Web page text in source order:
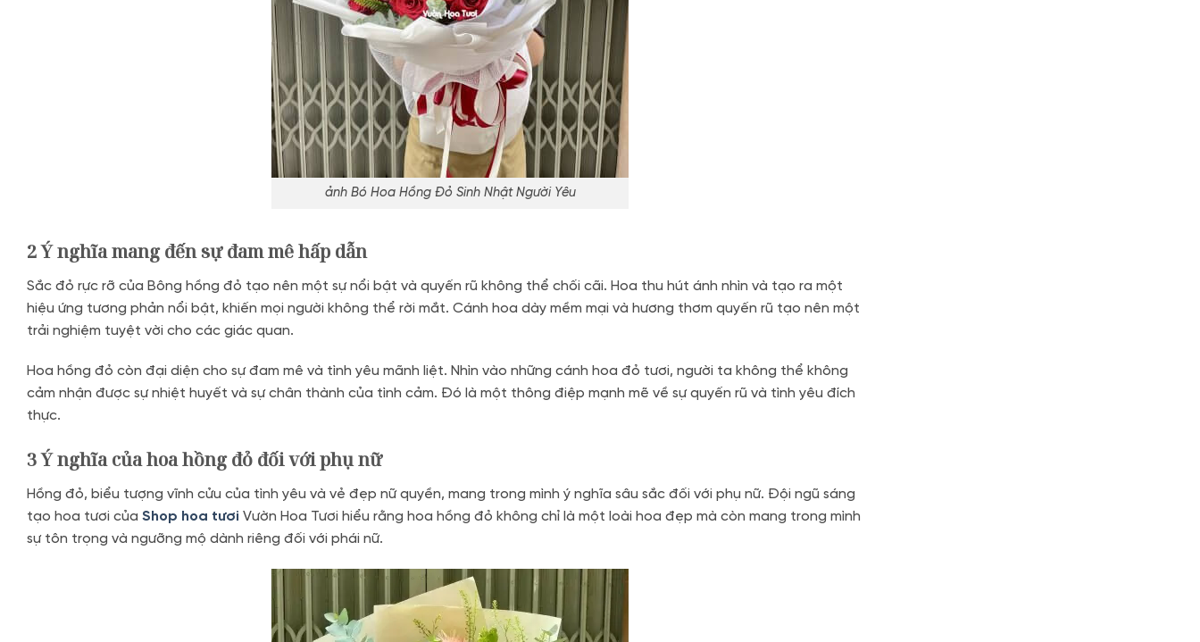
ảnh Bó Hoa Hồng Đỏ Sinh Nhật Người Yêu
2 Ý nghĩa mang đến sự đam mê hấp dẫn
Sắc đỏ rực rỡ của Bông hồng đỏ tạo nên một sự nổi bật và quyến rũ không thể chối cãi. Hoa thu hút ánh nhìn và tạo ra một
hiệu ứng tương phản nổi bật, khiến mọi người không thể rời mắt. Cánh hoa dày mềm mại và hương thơm quyến rũ tạo nên một
trải nghiệm tuyệt vời cho các giác quan.
Hoa hồng đỏ còn đại diện cho sự đam mê và tình yêu mãnh liệt. Nhìn vào những cánh hoa đỏ tươi, người ta không thể không
cảm nhận được sự nhiệt huyết và sự chân thành của tình cảm. Đó là một thông điệp mạnh mẽ về sự quyến rũ và tình yêu đích
thực.
3 Ý nghĩa của hoa hồng đỏ đối với phụ nữ
Hồng đỏ, biểu tượng vĩnh cửu của tình yêu và vẻ đẹp nữ quyền, mang trong mình ý nghĩa sâu sắc đối với phụ nữ. Đội ngũ sáng
tạo hoa tươi của Shop hoa tươi Vườn Hoa Tươi hiểu rằng hoa hồng đỏ không chỉ là một loài hoa đẹp mà còn mang trong mình
sự tôn trọng và ngưỡng mộ dành riêng đối với phái nữ.